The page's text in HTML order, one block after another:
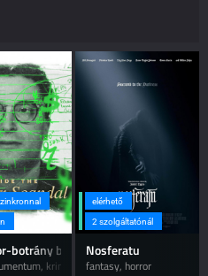
botrány belülről
krimi
elérhető
2 szolgáltatónál
Nosferatu
fantasy, horror